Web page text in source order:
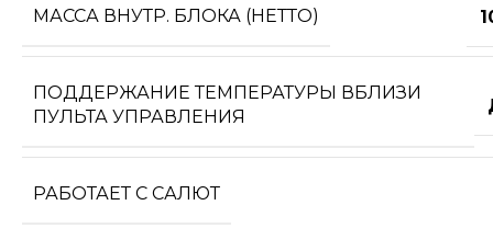
МАССА ВНУТР. БЛОКА (НЕТТО)
ПОДДЕРЖАНИЕ ТЕМПЕРАТУРЫ ВБЛИЗИ
ПУЛЬТА УПРАВЛЕНИЯ
РАБОТАЕТ С САЛЮТ